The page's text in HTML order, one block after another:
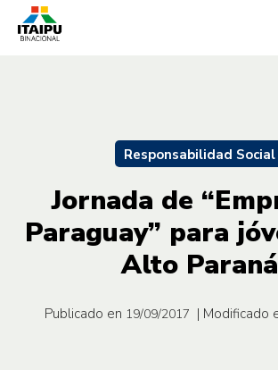
Responsabilidad Social
Jornada de
Paraguay” para
Alto Paraná
Publicado en 19/09/2017 | Modificado